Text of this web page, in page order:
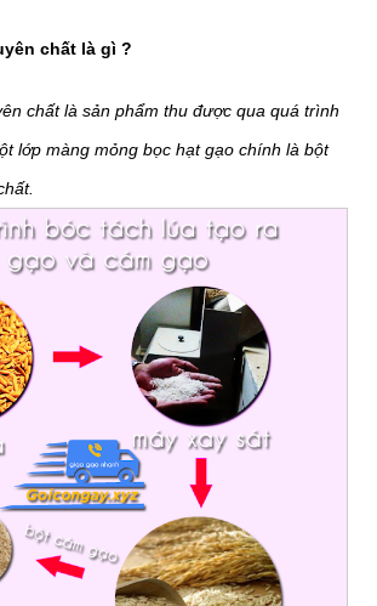
chất là gì ?
chất là sản phẩm thu được qua quá trình
lớp màng mỏng bọc hạt gạo chính là bột